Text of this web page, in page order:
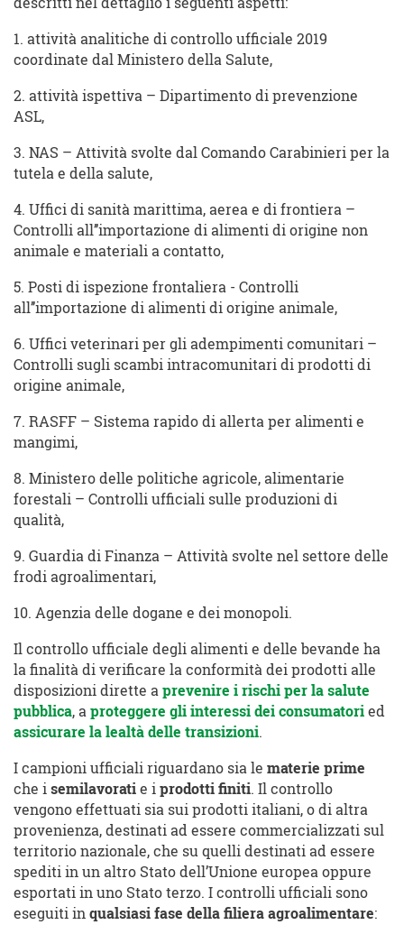
1. attività analitiche di controllo ufficiale 2019
coordinate dal Ministero della Salute,
2. attività ispettiva – Dipartimento di prevenzione
ASL,
3. NAS – Attività svolte dal Comando Carabinieri per la
tutela e della salute,
4. Uffici di sanità marittima, aerea e di frontiera –
Controlli all’’importazione di alimenti di origine non
animale e materiali a contatto,
5. Posti di ispezione frontaliera - Controlli
all’’importazione di alimenti di origine animale,
6. Uffici veterinari per gli adempimenti comunitari –
Controlli sugli scambi intracomunitari di prodotti di
origine animale,
7. RASFF – Sistema rapido di allerta per alimenti e
mangimi,
8. Ministero delle politiche agricole, alimentarie
forestali – Controlli ufficiali sulle produzioni di
qualità,
9. Guardia di Finanza – Attività svolte nel settore delle
frodi agroalimentari,
10. Agenzia delle dogane e dei monopoli.
Il controllo ufficiale degli alimenti e delle bevande ha
la finalità di verificare la conformità dei prodotti alle
disposizioni dirette a prevenire i rischi per la salute
pubblica, a proteggere gli interessi dei consumatori ed
assicurare la lealtà delle transizioni.
I campioni ufficiali riguardano sia le materie prime
che i semilavorati e i prodotti finiti. Il controllo
vengono effettuati sia sui prodotti italiani, o di altra
provenienza, destinati ad essere commercializzati sul
territorio nazionale, che su quelli destinati ad essere
spediti in un altro Stato dell’Unione europea oppure
esportati in uno Stato terzo. I controlli ufficiali sono
eseguiti in qualsiasi fase della filiera agroalimentare: